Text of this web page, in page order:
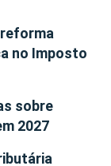
no Imposto
sobre
2027